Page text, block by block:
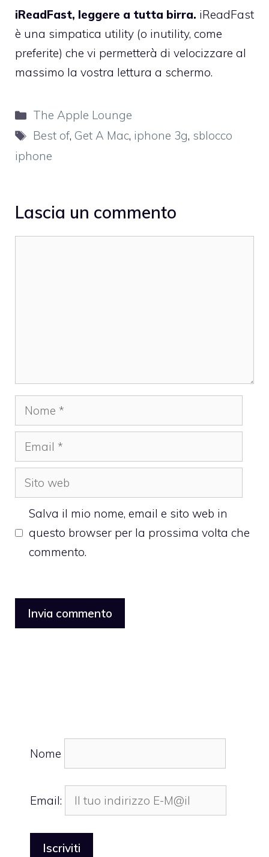
iReadFast, leggere a tutta birra. iReadFast
è una simpatica utility (o inutility, come
preferite) che vi permetterà di velocizzare al
massimo la vostra lettura a schermo.
Categorie
The Apple Lounge
Tag
Best of, Get A Mac, iphone 3g, sblocco
iphone
Lascia un commento
Nome
Email
Sito
web
Salva il mio nome, email e sito web in
questo browser per la prossima volta che
commento.
Nome
Email: